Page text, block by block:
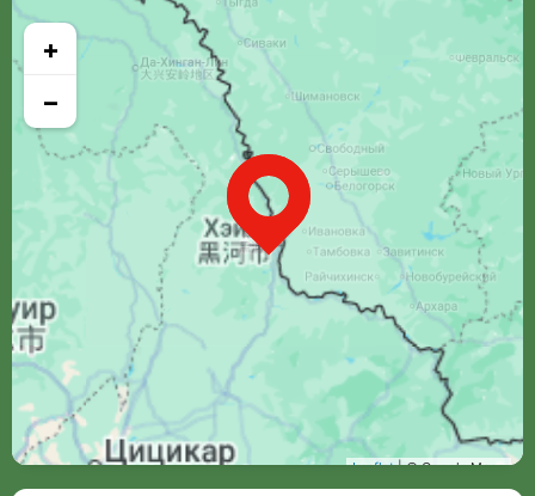
+
−
Leaflet| © Google Maps